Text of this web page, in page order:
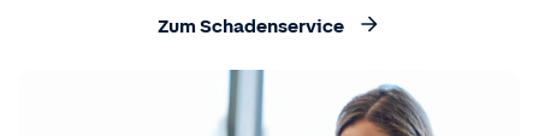
Zum Schadenservice